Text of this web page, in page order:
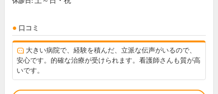
口コミ
大きい病院で、経験を積んだ、立派な伝声がいるので、
安心です。的確な治療が受けられます。看護師さんも質が高
いです。